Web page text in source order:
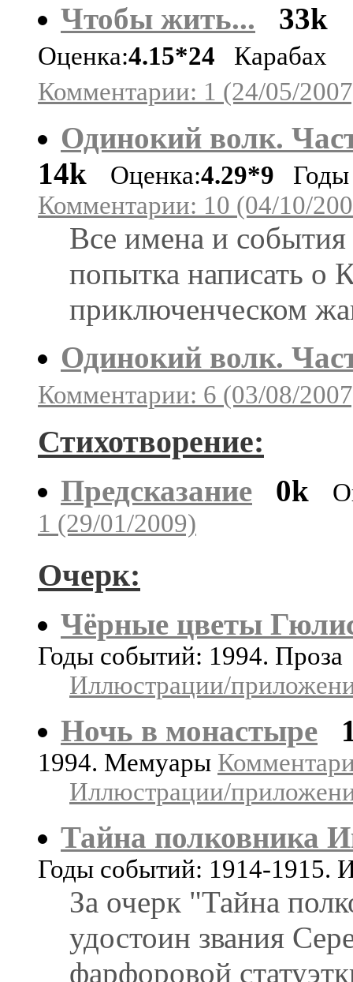
Чтобы жить... 33k
Оценка:4.15*24 Карабах
Комментарии: 1 (24/05/
Одинокий волк.
14k
Оценка:4.29*9 Годы
Комментарии: 10 (04/10/
Все имена и
попытка написать о
приключенческом
Одинокий волк.
Комментарии: 6 (03/08/
Стихотворение:
Предсказание 0k
1 (29/01/2009)
Очерк:
Чёрные цветы
Годы событий: 1994. Проза
Иллюстрации/
Ночь в монастыре
1994. Мемуары
Иллюстрации/
Тайна полковника
Годы событий: 1914-1915.
За очерк "Тайна
удостоин звания
фарфоровой